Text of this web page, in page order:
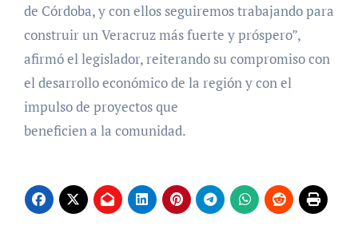
de Córdoba, y con ellos seguiremos trabajando para
construir un Veracruz más fuerte y próspero”,
afirmó el legislador, reiterando su compromiso con
el desarrollo económico de la región y con el
impulso de proyectos que
beneficien a la comunidad.